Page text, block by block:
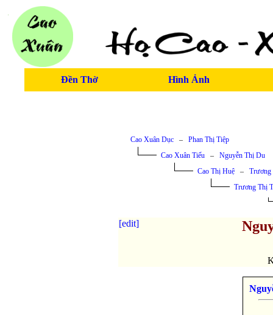
Đền Thờ Hình Ảnh
Cao Xuân Dục – Phan Thị Tiệp
Cao Xuân Tiếu – Nguyễn Thị Du
Cao Thị Huệ – Trương
Trương Thị
[edit]